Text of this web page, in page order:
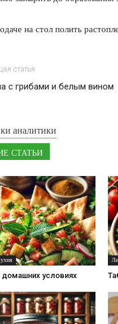
на стол полить
статья
с грибами и белым вином
аналитики
СТАТЬИ
домашних условиях